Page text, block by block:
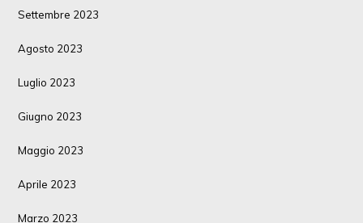
Settembre 2023
Agosto 2023
Luglio 2023
Giugno 2023
Maggio 2023
Aprile 2023
Marzo 2023